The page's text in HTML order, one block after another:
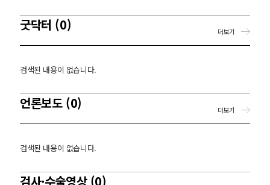
굿닥터 (0)
검색된 내용이 없습니다.
더보기
언론보도 (0)
검색된 내용이 없습니다.
더보기
검사·수술영상 (0)